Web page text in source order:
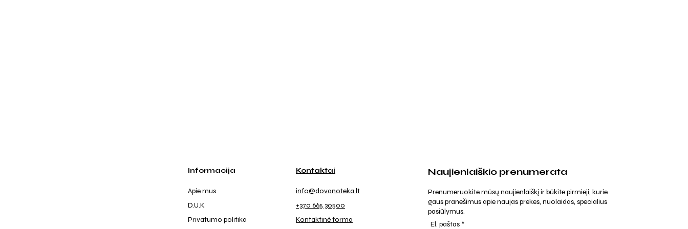
Informacija
Apie mus
D.U.K
Privatumo politika
Kontaktai
info@dovanoteka.lt
+370 665 30500
Kontaktinė forma
Naujienlaiškio prenumerata
Prenumeruokite mūsų naujienlaiškį ir būkite pirmieji, kurie
gaus pranešimus apie naujas prekes, nuolaidas, specialius
pasiūlymus.
El. paštas